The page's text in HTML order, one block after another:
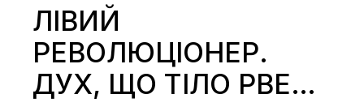
ЛІВИЙ
РЕВОЛЮЦІОНЕР.
ДУХ, ЩО ТІЛО РВЕ…